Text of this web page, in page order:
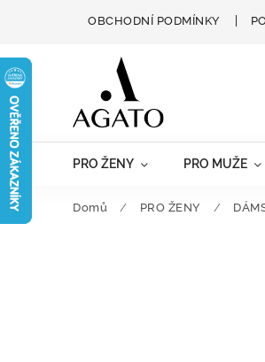
OBCHODNÍ PODMÍNKY
PRO ŽENY PRO MUŽE
Domů / PRO ŽENY /